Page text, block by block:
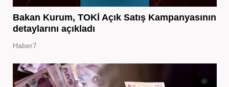
Bakan Kurum, TOKİ Açık Satış Kampanyasının
detaylarını açıkladı
Haber7